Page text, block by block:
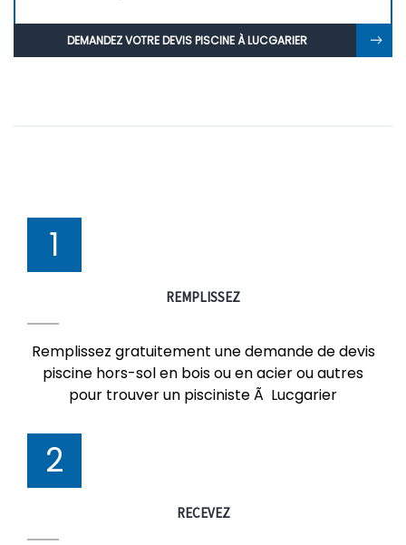
DEMANDEZ VOTRE DEVIS PISCINE À LUCGARIER
1
REMPLISSEZ
Remplissez gratuitement une demande de devis
piscine hors-sol en bois ou en acier ou autres
pour trouver un pisciniste Ã Lucgarier
2
RECEVEZ